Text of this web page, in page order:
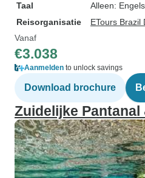
Taal
Alleen: Engels
Reisorganisatie
ETours Brazil
Vanaf
€3.038
Aanmelden to unlock savings
Download brochure
Zuidelijke